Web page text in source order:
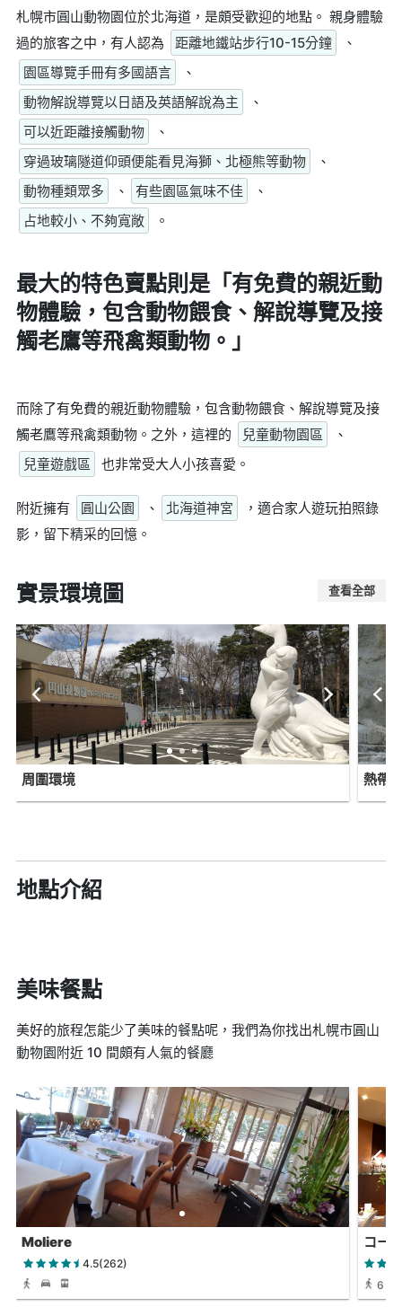
札幌市圓山動物園位於北海道，是頗受歡迎的地點。 親身體驗
過的旅客之中，有人認為
距離地鐵站步行10-15分鐘
、
園區導覽手冊有多國語言
、
動物解說導覽以日語及英語解說為主
、
可以近距離接觸動物
、
穿過玻璃隧道仰頭便能看見海獅、北極熊等動物
、
動物種類眾多
、 有些園區氣味不佳
、
占地較小、不夠寬敞
。
最大的特色賣點則是「有免費的親近動
物體驗，包含動物餵食、解說導覽及接
觸老鷹等飛禽類動物。」
而除了有免費的親近動物體驗，包含動物餵食、解說導覽及接
觸老鷹等飛禽類動物。之外，這裡的
兒童動物園區
、
兒童遊戲區
也非常受大人小孩喜愛。
附近擁有 圓山公園 、 北海道神宮
，適合家人遊玩拍照錄
影，留下精采的回憶。
實景環境圖 查看全部
周圍環境 熱帶
地點介紹
美味餐點
美好的旅程怎能少了美味的餐點呢，我們為你找出札幌市圓山
動物園附近 10 間頗有人氣的餐廳
Moliere
4.5(262)
コー
6 天